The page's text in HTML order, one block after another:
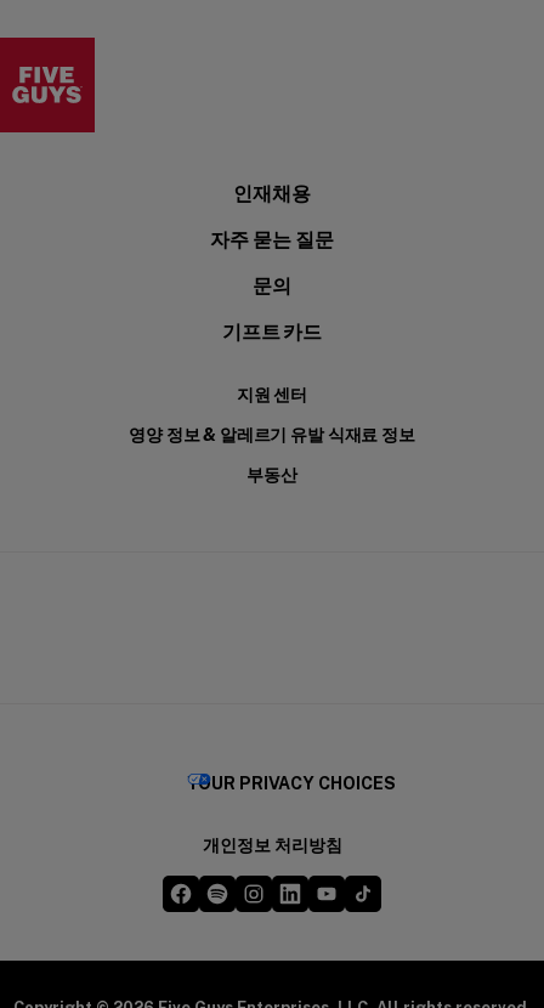
인재채용
자주 묻는 질문
문의
기프트 카드
지원 센터
영양 정보 & 알레르기 유발 식재료 정보
부동산
YOUR PRIVACY CHOICES
개인정보 처리방침
Five Guys on Facebook
Five Guys on Spotify
Five Guys on Instagram
Five Guys on LinkedIn
Five Guys on YouTube
Five Guys on TikTok